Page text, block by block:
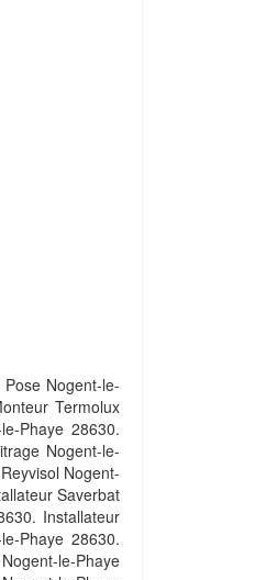
Nogent-le-
Termolux
Phaye 28630.
Nogent-le-
Nogent-
Saverbat
Installateur
Phaye 28630.
le-Phaye